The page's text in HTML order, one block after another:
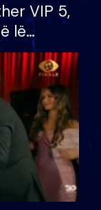
VIP 5,
lë
për